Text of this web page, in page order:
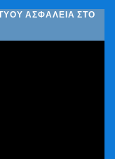
ΑΣΦΆΛΕΙΑ ΣΤΟ